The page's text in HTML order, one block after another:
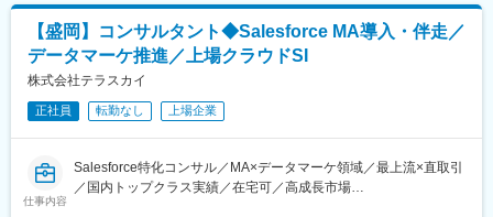
案、ロードマップ策定、開発計画の作成を行います。導入後も定
着化や運用改善まで継続的に支援し、顧客の変革を成功に導く役
割です。利害関係者との議論をリードし、提案資料を作成する場
面も多く、論理的思考力とコミュニケーション力が求められま
す。PMO経験や部長クラスとの交渉経験を活かせる環境です。
る点が特徴。構想策定から運用改善まで一貫して関わるため、課
題解決力やリーダーシップを発揮できます。国内トップクラスの
【盛岡】コンサルタント◆Salesforce MA導入・伴走／
データマーケ推進／上場クラウドSI
株式会社テラスカイ
正社員 転勤なし 上場企業
仕事内容
Salesforce特化コンサル／MA×データマーケ領域／最上流×直取引
／国内トップクラス実績／在宅可／高成長市場